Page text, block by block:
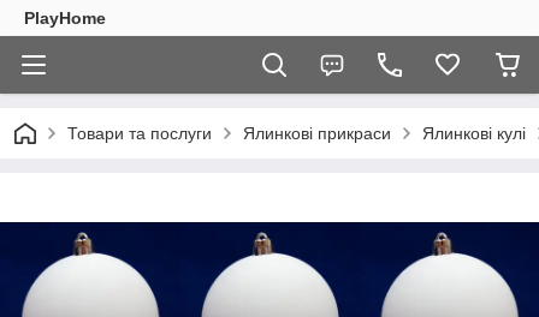
PlayHome
Товари та послуги Ялинкові прикраси Ялинкові кулі